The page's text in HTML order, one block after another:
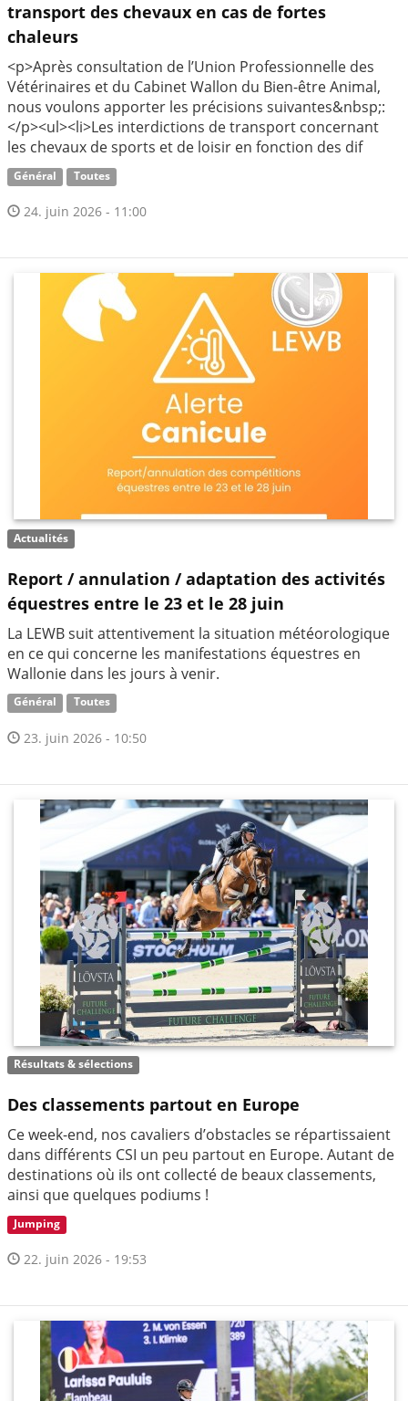
transport des chevaux en cas de fortes
chaleurs
<p>Après consultation de l’Union Professionnelle des
Vétérinaires et du Cabinet Wallon du Bien-être Animal,
nous voulons apporter les précisions suivantes&nbsp;:
</p><ul><li>Les interdictions de transport concernant
les chevaux de sports et de loisir en fonction des dif
Général Toutes
24. juin 2026 - 11:00
Actualités
Report / annulation / adaptation des activités
équestres entre le 23 et le 28 juin
La LEWB suit attentivement la situation météorologique
en ce qui concerne les manifestations équestres en
Wallonie dans les jours à venir.
Général Toutes
23. juin 2026 - 10:50
Résultats & sélections
Des classements partout en Europe
Ce week-end, nos cavaliers d’obstacles se répartissaient
dans différents CSI un peu partout en Europe. Autant de
destinations où ils ont collecté de beaux classements,
ainsi que quelques podiums !
Jumping
22. juin 2026 - 19:53